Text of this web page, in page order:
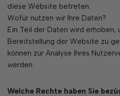
diese Website betreten.
Wofür nutzen wir Ihre Daten?
Ein Teil der Daten wird
Bereitstellung der Website zu
können zur Analyse Ihres
werden.
Welche Rechte haben Sie